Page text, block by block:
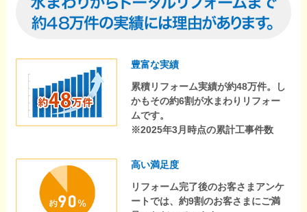
豊富な実績
累積リフォーム実績が約48万件。し
かもその約6割が水まわりリフォー
ムです。
※2025年3月時点の累計工事件数
高い満足度
リフォーム完了後のお客さまアンケ
ートでは、約9割のお客さまにご満